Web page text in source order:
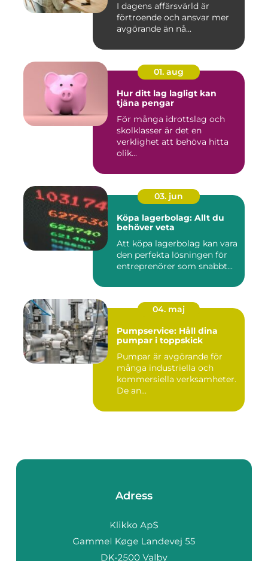
I dagens affärsvärld är
förtroende och ansvar mer
avgörande än nå...
01. aug
Hur ditt lag lagligt kan
tjäna pengar
För många idrottslag och
skolklasser är det en
verklighet att behöva hitta
olik...
03. jun
Köpa lagerbolag: Allt du
behöver veta
Att köpa lagerbolag kan vara
den perfekta lösningen för
entreprenörer som snabbt...
04. maj
Pumpservice: Håll dina
pumpar i toppskick
Pumpar är avgörande för
många industriella och
kommersiella verksamheter.
De an...
Adress